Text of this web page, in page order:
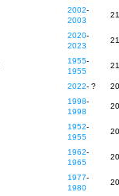
2002-
2003
21
2020-
2023
21
1955-
1955
21
2022- ? 20
1998-
1998
20
1952-
1955
20
1962-
1965
20
1977-
1980
20